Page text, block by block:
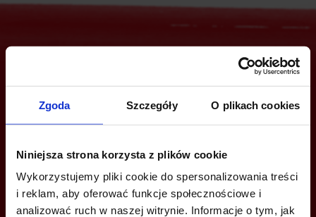
Zgoda Szczegóły O plikach cookies
Niniejsza strona korzysta z plików cookie
Wykorzystujemy pliki cookie do spersonalizowania treści
i reklam, aby oferować funkcje społecznościowe i
analizować ruch w naszej witrynie. Informacje o tym, jak
Jesteś zainteresowany tą ofertą?
+48 22 167 04 00
info@bazabiur.pl